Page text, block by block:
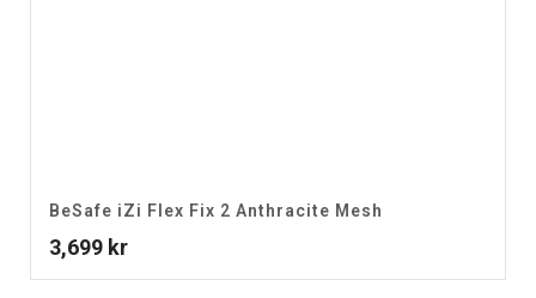
BeSafe iZi Flex Fix 2 Anthracite Mesh
3,699 kr